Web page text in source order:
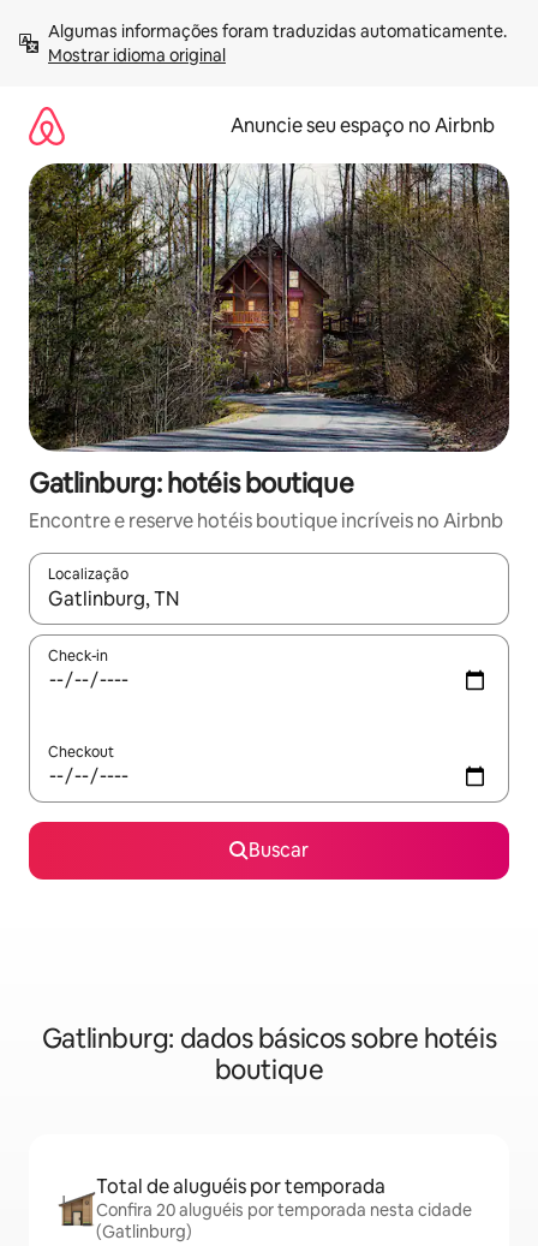
para
Mostrar idioma original
Anuncie seu espaço no Airbnb
Gatlinburg: hotéis boutique
Encontre e reserve hotéis boutique incríveis no Airbnb
Localização
Quando os resultados estiverem disponíveis, explore-os
Check-in
Checkout
Buscar
Gatlinburg: dados básicos sobre hotéis
boutique
Total de aluguéis por temporada
Confira 20 aluguéis por temporada nesta cidade
(Gatlinburg)